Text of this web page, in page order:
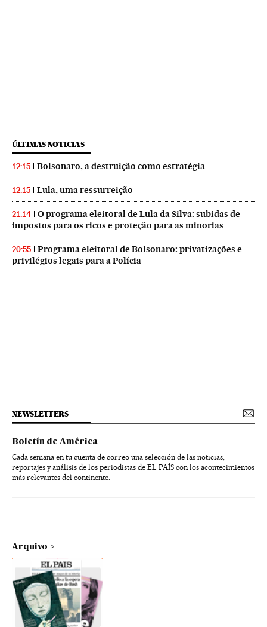
ÚLTIMAS NOTICIAS
12:15 Bolsonaro, a destruição como estratégia
12:15 Lula, uma ressurreição
21:14
O programa eleitoral de Lula da Silva: subidas de
impostos para os ricos e proteção para as minorias
20:55
Programa eleitoral de Bolsonaro: privatizações e
privilégios legais para a Polícia
NEWSLETTERS
Boletín de América
Cada semana en tu cuenta de correo una selección de las noticias,
reportajes y análisis de los periodistas de EL PAÍS con los acontecimientos
más relevantes del continente.
Arquivo